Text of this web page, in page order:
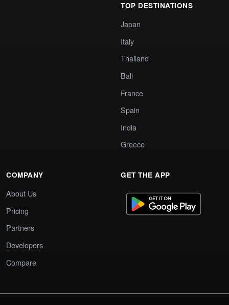
TOP DESTINATIONS
Japan
Italy
Thailand
Bali
France
Spain
India
Greece
COMPANY
About Us
Pricing
Partners
Developers
Compare
GET THE APP